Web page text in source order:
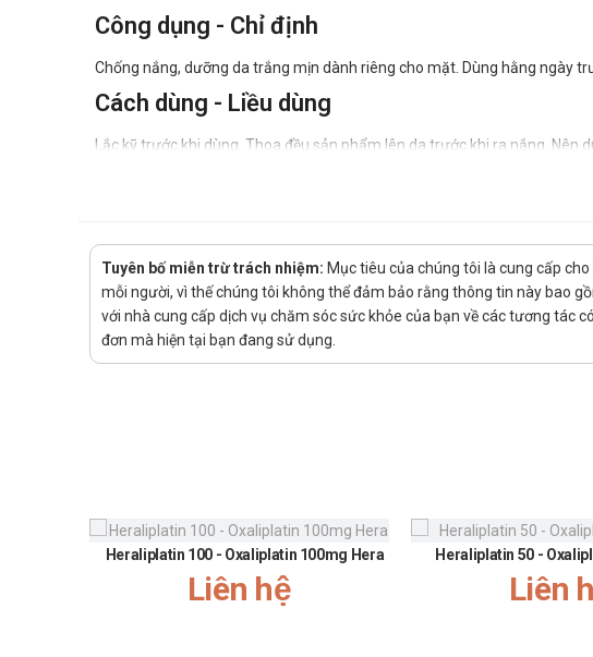
Công dụng - Chỉ định
Chống nắng, dưỡng da trắng mịn dành riêng cho mặt. Dùng hằng ngày
Cách dùng - Liều dùng
Lắc kỹ trước khi dùng. Thoa đều sản phẩm lên da trước khi ra nắng. Nên
Thông tin khác (Chưa có đủ dữ liệu)
Thông tin
Tác dụng phụ
Tương tác thuốc
Do thiếu thông tin chi tiết về từng thành phần, không thể cung cấp
Quy cách đóng gói
Tuyên bố miễn trừ trách nhiệm: Mục tiêu của chúng tôi là cung cấp
mỗi người, vì thế chúng tôi không thể đảm bảo rằng thông tin này bao
với nhà cung cấp dịch vụ chăm sóc sức khỏe của bạn về các tương tác
đơn mà hiện tại bạn đang sử dụng.
Heraliplatin 100 - Oxaliplatin 100mg Hera
Liên hệ
Heraliplatin 50 -
Liên